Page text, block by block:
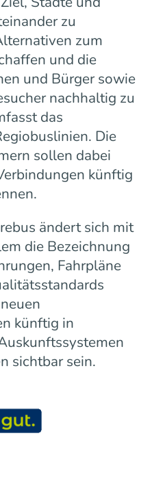
zu
zum
und die
und Bürger sowie
nachhaltig zu
das
Die
sollen dabei
künftig
ändert sich mit
die Bezeichnung
Fahrpläne
künftig in
sichtbar sein.